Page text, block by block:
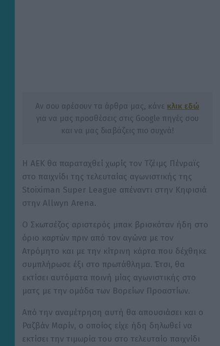
Αν σου αρέσουν τα άρθρα μας, κάνε κλικ εδώ
για να μας προσθέσεις στις Google πηγές σου
και να μας διαβάζεις πιο συχνά!
Η ΑΕΚ θα παραταχθεί χωρίς τον Τζέιμς Πένραϊς
στο παιχνίδι της τελευταίας αγωνιστικής της
Stoiximan Super League απέναντι στην Κηφισιά
στην Allwyn Arena.
Ο Σκωτσέζος αριστερός μπακ βρισκόταν ήδη στο
όριο καρτών πριν από τον αγώνα με τον
Ατρόμητο και με την κίτρινη κάρτα που δέχθηκε
συμπλήρωσε έξι στο πρωτάθλημα. Έτσι, θα
εκτίσει αυτόματα ποινή μίας αγωνιστικής στο
ματς με την ομάδα των Βορείων Προαστίων.
Από την αναμέτρηση αυτή θα απουσιάσει και ο
Ραζβάν Μαρίν, ο οποίος είχε ήδη δηλωθεί να
εκτίσει την τιμωρία του στο τελευταίο παιχνίδι